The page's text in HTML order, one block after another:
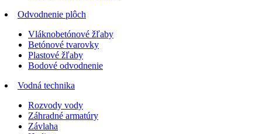
Odvodnenie plôch
Vláknobetónové žľaby
Betónové tvarovky
Plastové žľaby
Bodové odvodnenie
Vodná technika
Rozvody vody
Záhradné armatúry
Závlaha